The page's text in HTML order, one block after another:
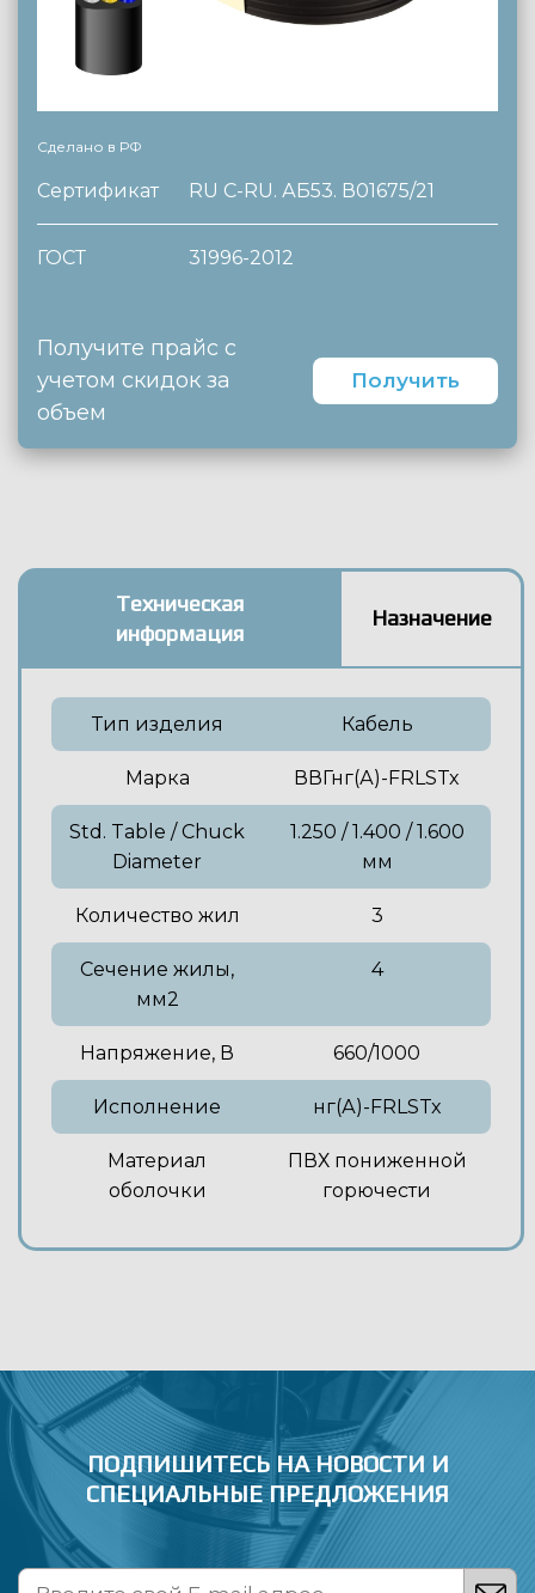
Сделано в РФ
Сертификат RU C-RU. АБ53. В01675/21
ГОСТ 31996-2012
Получите прайс с
учетом скидок за
объем
Получить
Техническая
информация
Назначение
Тип изделия Кабель
Марка ВВГнг(А)-FRLSTx
Std. Table / Chuck
Diameter
1.250 / 1.400 / 1.600
мм
Количество жил 3
Сечение жилы,
мм2
4
Напряжение, В 660/1000
Исполнение нг(А)-FRLSTx
Материал
оболочки
ПВХ пониженной
горючести
ПОДПИШИТЕСЬ НА НОВОСТИ И
СПЕЦИАЛЬНЫЕ ПРЕДЛОЖЕНИЯ